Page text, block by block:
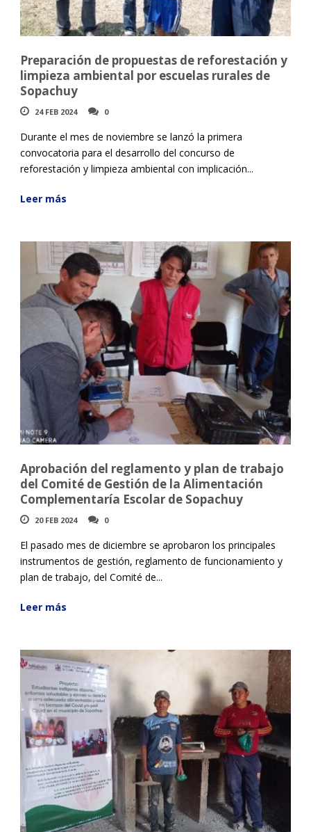
Preparación de propuestas de reforestación y
limpieza ambiental por escuelas rurales de
Sopachuy
24 FEB 2024 0
Durante el mes de noviembre se lanzó la primera
convocatoria para el desarrollo del concurso de
reforestación y limpieza ambiental con implicación...
Leer más
Aprobación del reglamento y plan de trabajo
del Comité de Gestión de la Alimentación
Complementaría Escolar de Sopachuy
20 FEB 2024 0
El pasado mes de diciembre se aprobaron los principales
instrumentos de gestión, reglamento de funcionamiento y
plan de trabajo, del Comité de...
Leer más